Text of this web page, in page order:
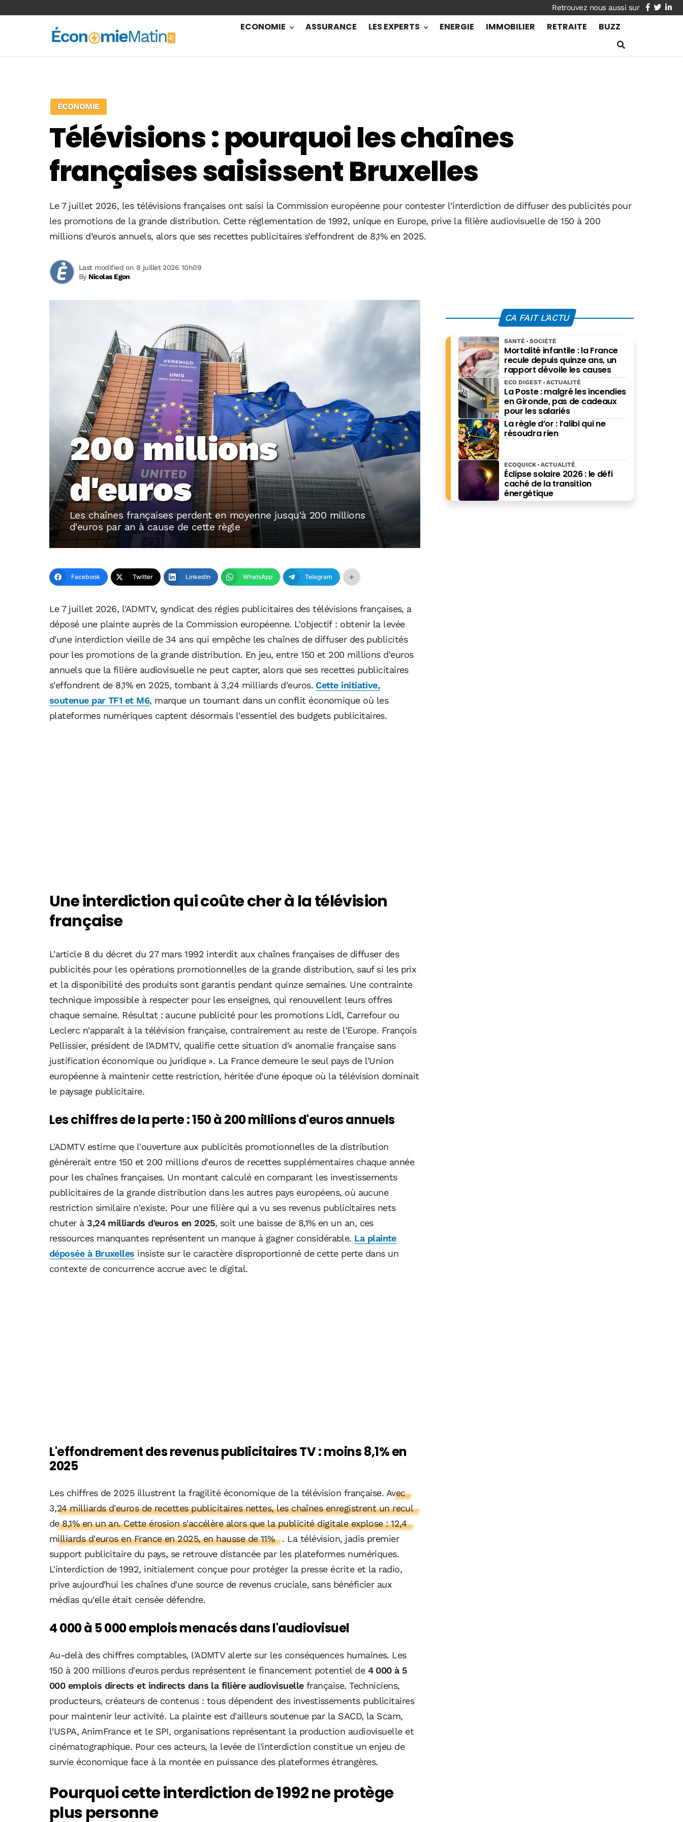
facebook
twitter
ECONOMIE ASSURANCE LES EXPERTS ENERGIE IMMOBILIER RETRAITE BUZZ
ÉCONOMIE
Télévisions : pourquoi les chaînes
françaises saisissent Bruxelles
Le 7 juillet 2026, les télévisions françaises ont saisi la Commission européenne pour contester l’interdiction de diffuser des publicités pour
les promotions de la grande distribution. Cette réglementation de 1992, unique en Europe, prive la filière audiovisuelle de 150 à 200
millions d’euros annuels, alors que ses recettes publicitaires s’effondrent de 8,1% en 2025.
By Nicolas Egon
Last modified on 8 juillet 2026 10h09
200 millions
d'euros
Les chaînes françaises perdent en moyenne jusqu'à 200 millions
d'euros par an à cause de cette règle
Facebook Twitter LinkedIn WhatsApp Telegram
Le 7 juillet 2026, l'ADMTV, syndicat des régies publicitaires des télévisions françaises, a
déposé une plainte auprès de la Commission européenne. L'objectif : obtenir la levée
d'une interdiction vieille de 34 ans qui empêche les chaînes de diffuser des publicités
pour les promotions de la grande distribution. En jeu, entre 150 et 200 millions d'euros
annuels que la filière audiovisuelle ne peut capter, alors que ses recettes publicitaires
s'effondrent de 8,1% en 2025, tombant à 3,24 milliards d'euros. Cette initiative,
soutenue par TF1 et M6, marque un tournant dans un conflit économique où les
plateformes numériques captent désormais l'essentiel des budgets publicitaires.
Une interdiction qui coûte cher à la télévision
française
L'article 8 du décret du 27 mars 1992 interdit aux chaînes françaises de diffuser des
publicités pour les opérations promotionnelles de la grande distribution, sauf si les prix
et la disponibilité des produits sont garantis pendant quinze semaines. Une contrainte
technique impossible à respecter pour les enseignes, qui renouvellent leurs offres
chaque semaine. Résultat : aucune publicité pour les promotions Lidl, Carrefour ou
Leclerc n'apparaît à la télévision française, contrairement au reste de l'Europe. François
Pellissier, président de l'ADMTV, qualifie cette situation d'« anomalie française sans
justification économique ou juridique ». La France demeure le seul pays de l'Union
européenne à maintenir cette restriction, héritée d'une époque où la télévision dominait
le paysage publicitaire.
Les chiffres de la perte : 150 à 200 millions d'euros annuels
L'ADMTV estime que l'ouverture aux publicités promotionnelles de la distribution
générerait entre 150 et 200 millions d'euros de recettes supplémentaires chaque année
pour les chaînes françaises. Un montant calculé en comparant les investissements
publicitaires de la grande distribution dans les autres pays européens, où aucune
restriction similaire n'existe. Pour une filière qui a vu ses revenus publicitaires nets
chuter à3,24 milliards d'euros en 2025, soit une baisse de 8,1% en un an, ces
ressources manquantes représentent un manque à gagner considérable. La plainte
déposée à Bruxelles insiste sur le caractère disproportionné de cette perte dans un
contexte de concurrence accrue avec le digital.
L'effondrement des revenus publicitaires TV : moins 8,1% en
2025
Les chiffres de 2025 illustrent la fragilité économique de la télévision française. Avec
3,24 milliards d'euros de recettes publicitaires nettes, les chaînes enregistrent un recul
de 8,1% en un an. Cette érosion s'accélère alors que la publicité digitale explose : 12,4
milliards d'euros en France en 2025, en hausse de 11%
. La télévision, jadis premier
support publicitaire du pays, se retrouve distancée par les plateformes numériques.
L'interdiction de 1992, initialement conçue pour protéger la presse écrite et la radio,
prive aujourd'hui les chaînes d'une source de revenus cruciale, sans bénéficier aux
médias qu'elle était censée défendre.
4 000 à 5 000 emplois menacés dans l'audiovisuel
Au-delà des chiffres comptables, l'ADMTV alerte sur les conséquences humaines. Les
150 à 200 millions d'euros perdus représentent le financement potentiel de 4 000 à 5
000 emplois directs et indirects dans la filière audiovisuellefrançaise. Techniciens,
producteurs, créateurs de contenus : tous dépendent des investissements publicitaires
pour maintenir leur activité. La plainte est d'ailleurs soutenue par la SACD, la Scam,
l'USPA, AnimFrance et le SPI, organisations représentant la production audiovisuelle et
cinématographique. Pour ces acteurs, la levée de l'interdiction constitue un enjeu de
survie économique face à la montée en puissance des plateformes étrangères.
Pourquoi cette interdiction de 1992 ne protège
plus personne
CA FAIT L'ACTU
Mortalité infantile : la France
recule depuis quinze ans, un
rapport dévoile les causes
SANTÉ SOCIÉTÉ
La Poste : malgré les incendies
en Gironde, pas de cadeaux
pour les salariés
ECO DIGEST ACTUALITÉ
La règle d’or : l’alibi qui ne
résoudra rien
Éclipse solaire 2026 : le défi
caché de la transition
énergétique
ECOQUICK ACTUALITÉ